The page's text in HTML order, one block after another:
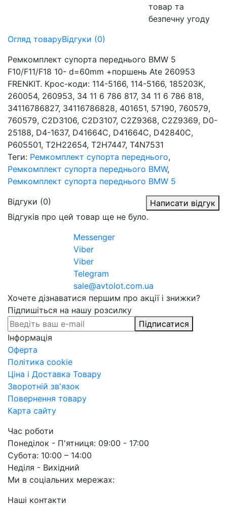
товар та
безпечну угоду
Огляд товаруВідгуки (0)
Ремкомплект супорта переднього BMW 5
F10/F11/F18 10- d=60mm +поршень Ate 260953
FRENKIT. Крос-коди: 114-5166, 114-5166, 185203K,
260054, 260953, 34 11 6 786 817, 34 11 6 786 818,
34116786827, 34116786828, 401651, 57190, 760579,
760579, C2D3106, C2D3107, C2Z9368, C2Z9369, D0-
25188, D4-1637, D41664C, D41664C, D42840C,
P605501, T2H22654, T2H7447, T4N7531
Теги: Ремкомплект супорта переднього,
Ремкомплект супорта переднього BMW,
Ремкомплект супорта переднього BMW 5
Відгуки (0)
Написати відгук
Відгуків про цей товар ще не було.
Messenger
Viber
Viber
Telegram
sale@avtolot.com.ua
Хочете дізнаватися першим про акції і знижки?
Підпишіться на нашу розсилку
Підписатися
Інформація
Оферта
Політика cookie
Ціна і Доставка Товару
Зворотній зв'язок
Повернення товару
Карта сайту
Час роботи
Понеділок - П'ятниця: 09:00 - 17:00
Субота: 10:00 – 14:00
Неділя - Вихідний
Ми в соціальних мережах:
Наші контакти